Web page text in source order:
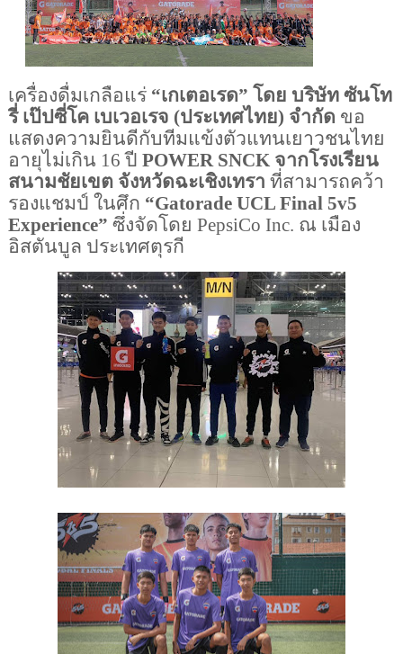
เครื่องดื่มเกลือแร่ “เกเตอเรด” โดย บริษัท ซันโท
รี่ เป๊ปซี่โค เบเวอเรจ (ประเทศไทย) จำกัด ขอ
แสดงความยินดีกับทีมแข้งตัวแทนเยาวชนไทย
อายุไม่เกิน 16 ปี POWER SNCK จากโรงเรียน
สนามชัยเขต จังหวัดฉะเชิงเทรา ที่สามารถคว้า
รองแชมป์ ในศึก “Gatorade UCL Final 5v5
Experience” ซึ่งจัดโดย PepsiCo Inc. ณ เมือง
อิสตันบูล ประเทศตุรกี